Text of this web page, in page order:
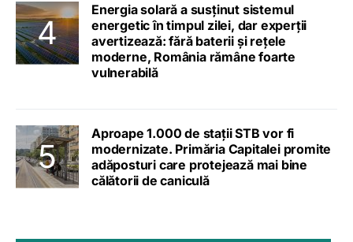
Energia solară a susținut sistemul
energetic în timpul zilei, dar experții
avertizează: fără baterii și rețele
moderne, România rămâne foarte
vulnerabilă
Aproape 1.000 de stații STB vor fi
modernizate. Primăria Capitalei promite
adăposturi care protejează mai bine
călătorii de caniculă